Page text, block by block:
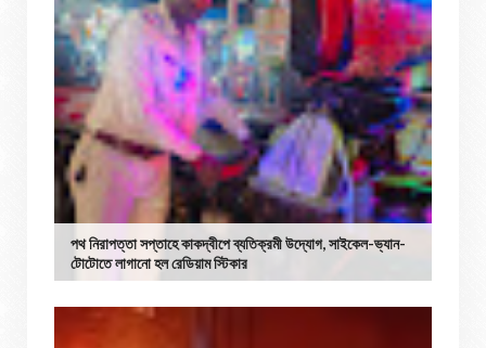
পথ নিরাপত্তা সপ্তাহে কাকদ্বীপে ব্যতিক্রমী উদ্যোগ, সাইকেল-ভ্যান-
টোটোতে লাগানো হল রেডিয়াম স্টিকার